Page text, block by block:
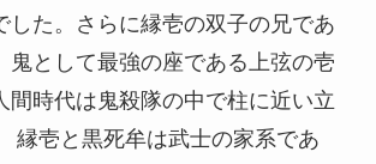
した。さらに縁壱の双子の兄であ
鬼として最強の座である上弦の壱
間時代は鬼殺隊の中で柱に近い立
縁壱と黒死牟は武士の家系であ